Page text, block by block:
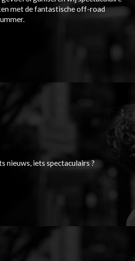
met de fantastische off-road
nieuws, iets spectaculairs ?